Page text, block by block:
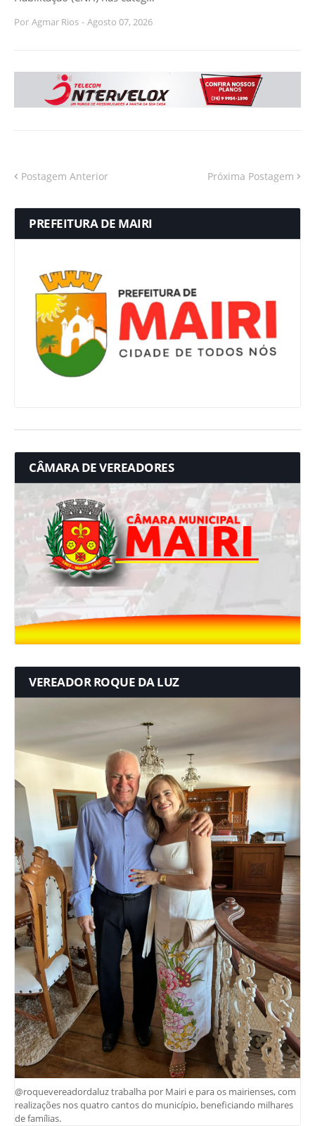
Por Agmar Rios - Agosto 07, 2026
Postagem Anterior Próxima Postagem
PREFEITURA DE MAIRI
CÂMARA DE VEREADORES
VEREADOR ROQUE DA LUZ
@roquevereadordaluz trabalha por Mairi e para os mairienses, com
realizações nos quatro cantos do município, beneficiando milhares
de famílias.